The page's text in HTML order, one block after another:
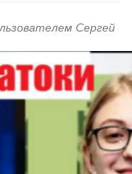
Сергей